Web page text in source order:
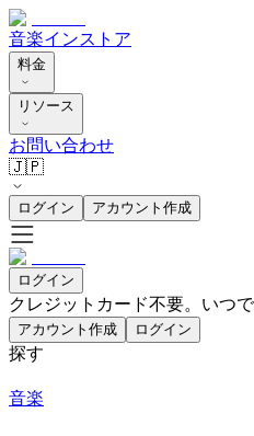
音楽インストア
料金
リソース
お問い合わせ
🇯🇵
ログイン アカウント作成
ログイン
クレジットカード不要。いつで
アカウント作成 ログイン
探す
音楽